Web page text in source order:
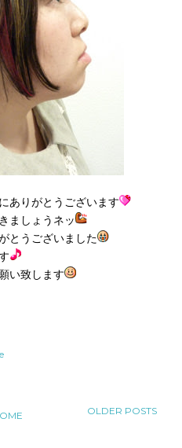
ありがとうございます
ましょうネッ
とうございました
い致します
OLDER POSTS